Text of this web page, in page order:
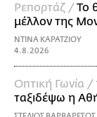
Ρεπορτάζ /Το
μέλλον της
ΝΤΙΝΑ ΚΑΡΑΤΖΙΟΥ
4.8.2026
Οπτική Γωνία /
ταξιδέψω η